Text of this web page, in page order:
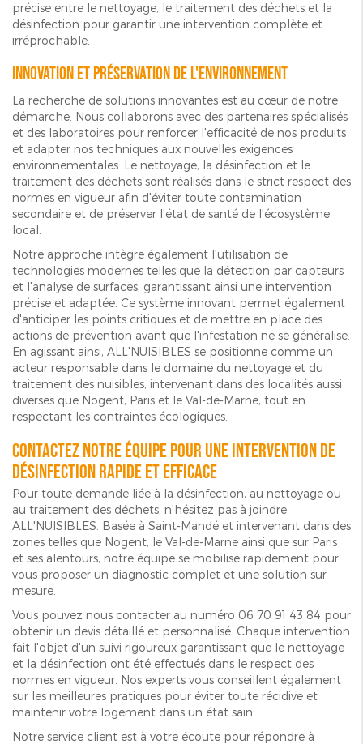
précise entre le nettoyage, le traitement des déchets et la
désinfection pour garantir une intervention complète et
irréprochable.
Innovation et préservation de l'environnement
La recherche de solutions innovantes est au cœur de notre
démarche. Nous collaborons avec des partenaires spécialisés
et des laboratoires pour renforcer l'efficacité de nos produits
et adapter nos techniques aux nouvelles exigences
environnementales. Le nettoyage, la désinfection et le
traitement des déchets sont réalisés dans le strict respect des
normes en vigueur afin d'éviter toute contamination
secondaire et de préserver l'état de santé de l'écosystème
local.
Notre approche intègre également l'utilisation de
technologies modernes telles que la détection par capteurs
et l'analyse de surfaces, garantissant ainsi une intervention
précise et adaptée. Ce système innovant permet également
d'anticiper les points critiques et de mettre en place des
actions de prévention avant que l'infestation ne se généralise.
En agissant ainsi, ALL'NUISIBLES se positionne comme un
acteur responsable dans le domaine du nettoyage et du
traitement des nuisibles, intervenant dans des localités aussi
diverses que Nogent, Paris et le Val-de-Marne, tout en
respectant les contraintes écologiques.
Contactez notre équipe pour une intervention de
désinfection rapide et efficace
Pour toute demande liée à la désinfection, au nettoyage ou
au traitement des déchets, n'hésitez pas à joindre
ALL'NUISIBLES. Basée à Saint-Mandé et intervenant dans des
zones telles que Nogent, le Val-de-Marne ainsi que sur Paris
et ses alentours, notre équipe se mobilise rapidement pour
vous proposer un diagnostic complet et une solution sur
mesure.
Vous pouvez nous contacter au numéro 06 70 91 43 84 pour
obtenir un devis détaillé et personnalisé. Chaque intervention
fait l'objet d'un suivi rigoureux garantissant que le nettoyage
et la désinfection ont été effectués dans le respect des
normes en vigueur. Nos experts vous conseillent également
sur les meilleures pratiques pour éviter toute récidive et
maintenir votre logement dans un état sain.
Notre service client est à votre écoute pour répondre à